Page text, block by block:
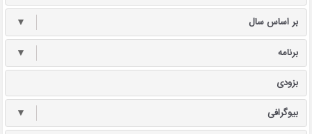
بر اساس سال ▼
برنامه ▼
بزودی
بیوگرافی ▼